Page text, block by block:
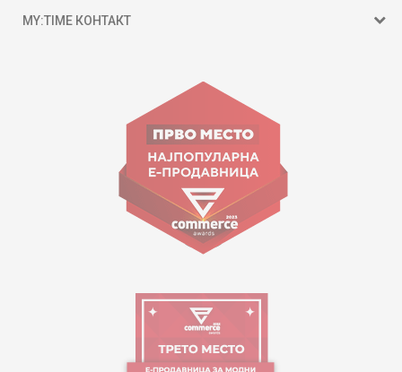
MY:TIME КОНТАКТ
ул. Гоце Николовски бр.74 Скопје
contact@mytime.mk
Работно време:
09:00 до 17:00